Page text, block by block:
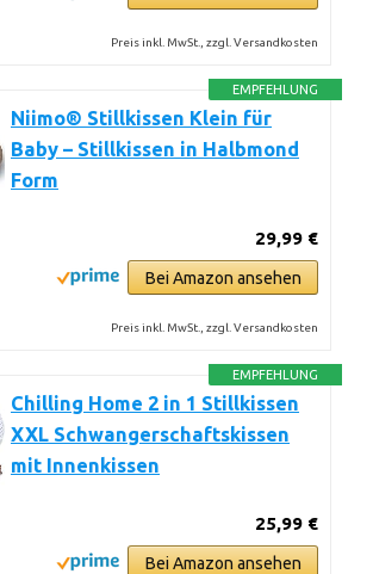
Preis inkl. MwSt., zzgl. Versandkosten
EMPFEHLUNG
Niimo® Stillkissen Klein für
Baby – Stillkissen in Halbmond
Form
29,99 €
Bei Amazon ansehen
Preis inkl. MwSt., zzgl. Versandkosten
EMPFEHLUNG
Chilling Home 2 in 1 Stillkissen
XXL Schwangerschaftskissen
mit Innenkissen
25,99 €
Bei Amazon ansehen